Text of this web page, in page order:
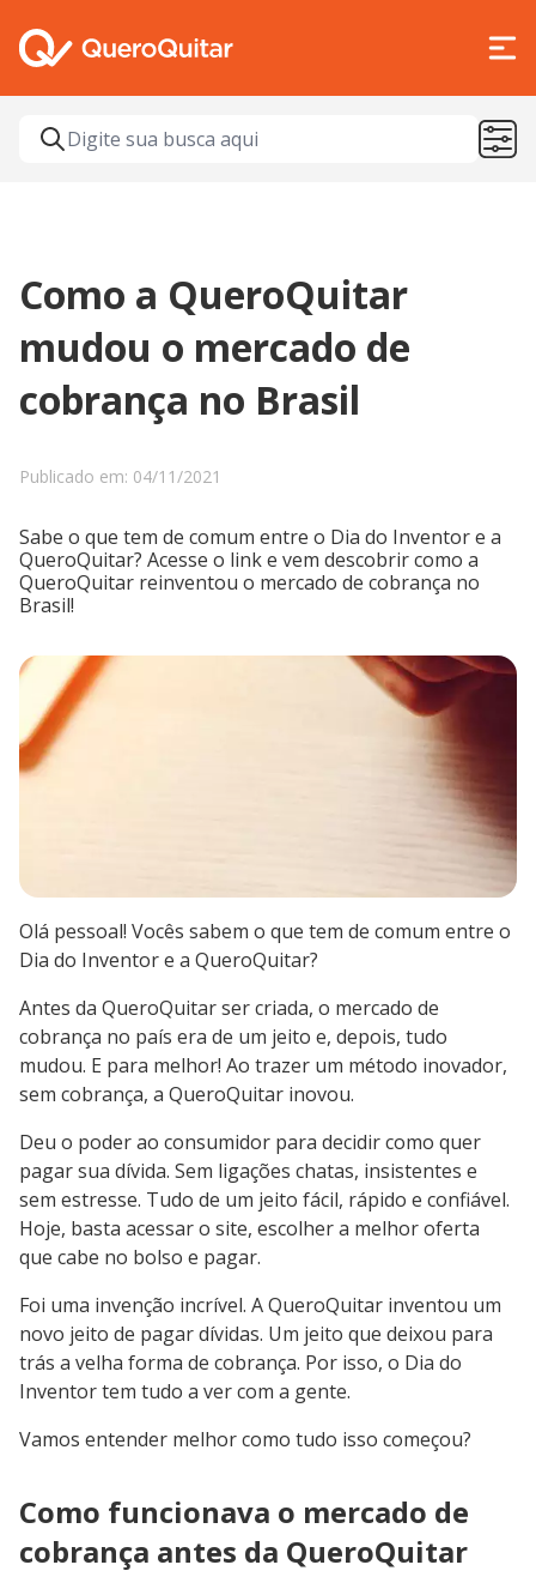
Como a QueroQuitar
mudou o mercado de
cobrança no Brasil
Publicado em: 04/11/2021
Sabe o que tem de comum entre o Dia do Inventor e a
QueroQuitar? Acesse o link e vem descobrir como a
QueroQuitar reinventou o mercado de cobrança no
Brasil!
Olá pessoal! Vocês sabem o que tem de comum entre o
Dia do Inventor e a QueroQuitar?
Antes da QueroQuitar ser criada, o mercado de
cobrança no país era de um jeito e, depois, tudo
mudou. E para melhor! Ao trazer um método inovador,
sem cobrança, a QueroQuitar inovou.
Deu o poder ao consumidor para decidir como quer
pagar sua dívida. Sem ligações chatas, insistentes e
sem estresse. Tudo de um jeito fácil, rápido e confiável.
Hoje, basta acessar o site, escolher a melhor oferta
que cabe no bolso e pagar.
Foi uma invenção incrível. A QueroQuitar inventou um
novo jeito de pagar dívidas. Um jeito que deixou para
trás a velha forma de cobrança. Por isso, o Dia do
Inventor tem tudo a ver com a gente.
Vamos entender melhor como tudo isso começou?
Como funcionava o mercado de
cobrança antes da QueroQuitar